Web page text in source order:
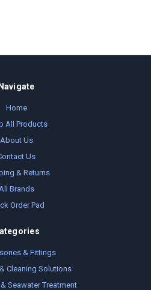
Navigate
Home
All Products
About Us
Us
& Returns
All Brands
Order Pad
& Fittings
Cleaning Solutions
Seawater Treatment